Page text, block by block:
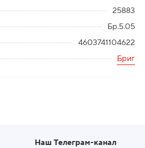
25883
Бр.5.05
4603741104622
Бриг
Наш Телеграм-канал